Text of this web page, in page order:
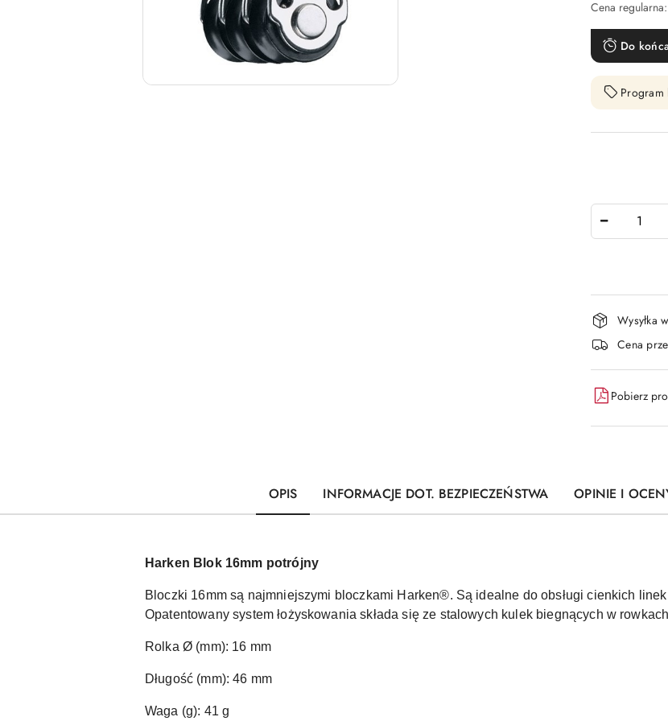
Cena regularna:
Do
Program
i
dostawa
Wysyłka
Cena
Pobierz
OPIS INFORMACJE DOT. BEZPIECZEŃSTWA OPINIE I
Harken Blok 16mm potrójny
Bloczki 16mm są najmniejszymi bloczkami Harken®. Są idealne do obsługi cienkich
Opatentowany system łożyskowania składa się ze stalowych kulek biegnących w
Rolka Ø (mm): 16 mm
Długość (mm): 46 mm
Waga (g): 41 g